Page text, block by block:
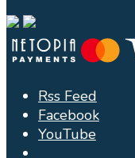
Rss Feed
Facebook
YouTube